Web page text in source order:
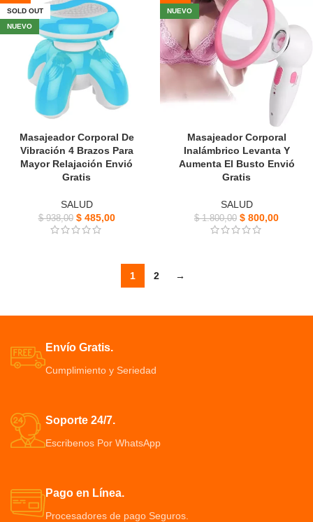
SOLD OUT
NUEVO
Masajeador Corporal De
Vibración 4 Brazos Para
Mayor Relajación Envió
Gratis
SALUD
$938,00 $485,00
NUEVO
Masajeador Corporal
Inalámbrico Levanta Y
Aumenta El Busto Envió
Gratis
SALUD
$1.800,00 $ 800,00
1 2 →
Envío Gratis.
Cumplimiento y Seriedad
Soporte 24/7.
Escribenos Por WhatsApp
Pago en Línea.
Procesadores de pago Seguros.